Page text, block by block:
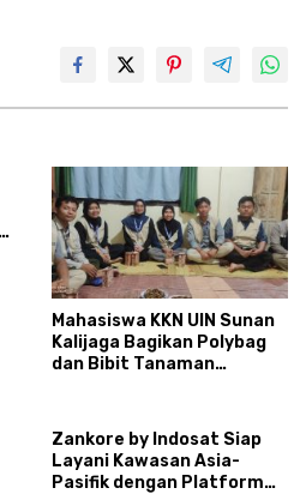
Mahasiswa KKN UIN Sunan
Kalijaga Bagikan Polybag
dan Bibit Tanaman
Zankore by Indosat Siap
Layani Kawasan Asia-
Pasifik dengan Platform